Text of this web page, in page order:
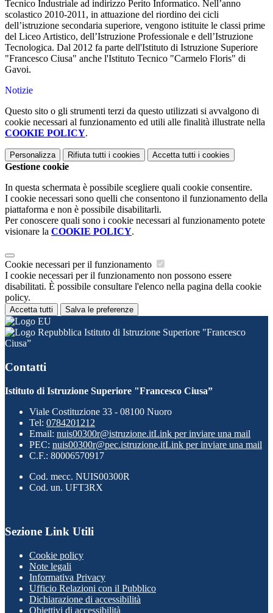
Tecnico Industriale ad indirizzo Perito Informatico. Nell’anno
scolastico 2010-2011, in attuazione del riordino dei cicli
dell’istruzione secondaria superiore, vengono istituite le classi prime
del Liceo Artistico, dell’Istruzione Professionale e dell’Istruzione
Tecnologica. Dal 2012 fa parte dell'Istituto di Istruzione Superiore
"Francesco Ciusa" anche l'Istituto Tecnico "Carmelo Floris" di
Gavoi.
Notizie
Questo sito o gli strumenti terzi da questo utilizzati si avvalgono di
cookie necessari al funzionamento ed utili alle finalità illustrate nella
COOKIE POLICY.
Personalizza Rifiuta tutti i cookies Accetta tutti i cookies
Gestione cookie
In questa schermata è possibile scegliere quali cookie consentire.
I cookie necessari sono quelli che consentono il funzionamento della
piattaforma e non è possibile disabilitarli.
Per conoscere quali sono i cookie necessari al funzionamento potete
visionare la COOKIE POLICY.
Cookie necessari per il funzionamento
I cookie necessari per il funzionamento non possono essere
disabilitati. È possibile consultare l'elenco nella pagina della cookie
policy.
Accetta tutti Salva le preferenze
Istituto di Istruzione Superiore "Francesco
Ciusa”
Contatti
Istituto di Istruzione Superiore "Francesco Ciusa”
Viale Costituzione 33 - 08100 Nuoro
Tel: 0784201212
Email: nuis00300r@istruzione.itLink per inviare una mail
PEC: nuis00300r@pec.istruzione.itLink per inviare una mail
C.F.: 80006570917
Cod. mecc. NUIS00300R
Cod. un. UFT3RX
Sezione Link Utili
Cookie policy
Note legali
Informativa Privacy
Ufficio Relazioni con il Pubblico
Dichiarazione di accessibilità
Obiettivi di accessibilità